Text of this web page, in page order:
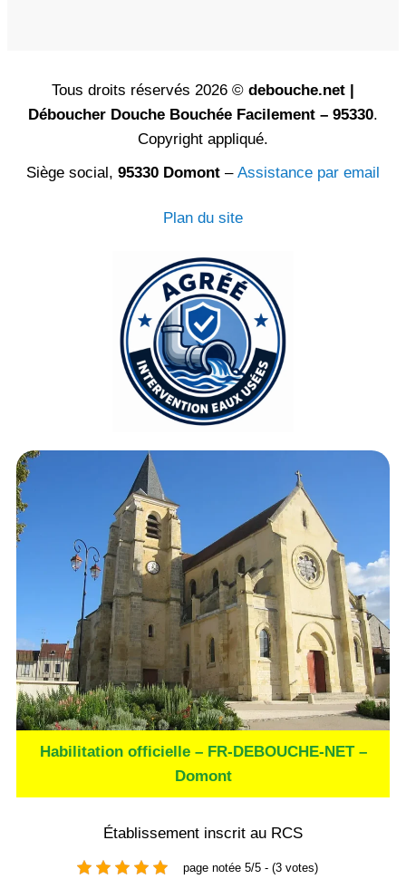
Tous droits réservés 2026 © debouche.net |
Déboucher Douche Bouchée Facilement – 95330.
Copyright appliqué.
Siège social, 95330 Domont – Assistance par email
Plan du site
Habilitation officielle – FR-DEBOUCHE-NET –
Domont
Établissement inscrit au RCS
page notée 5/5 - (3 votes)